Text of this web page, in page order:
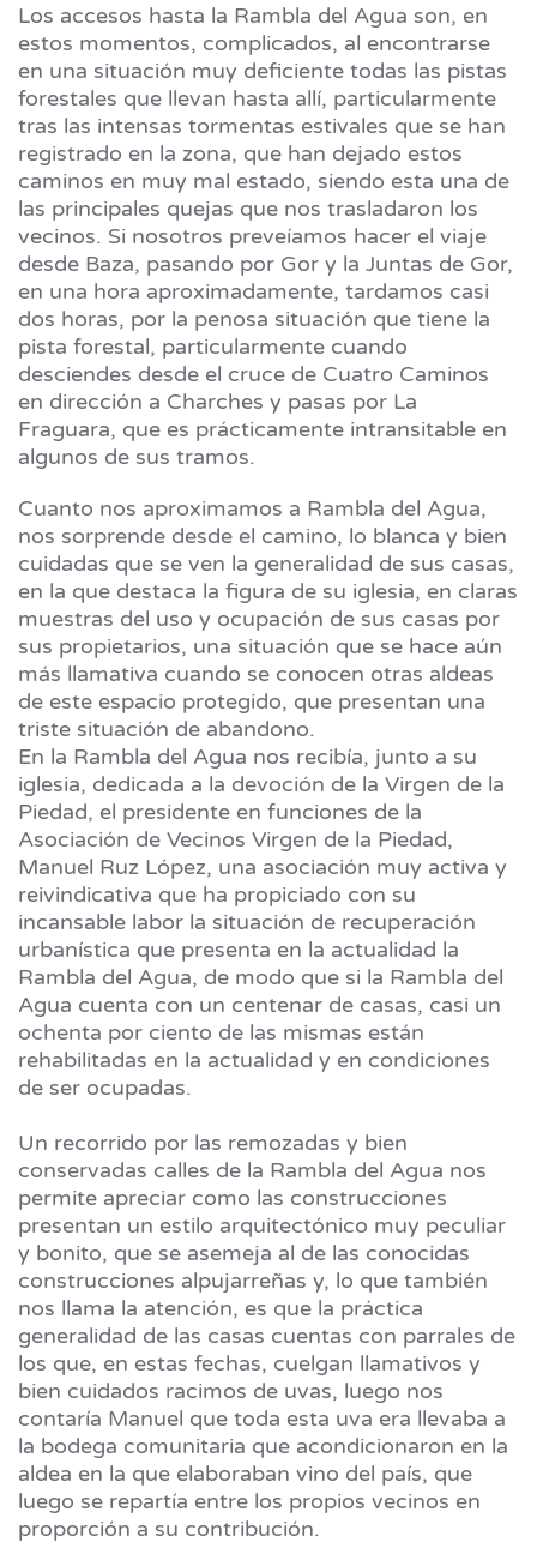
Los accesos hasta la Rambla del Agua son, en
estos momentos, complicados, al encontrarse
en una situación muy deficiente todas las pistas
forestales que llevan hasta allí, particularmente
tras las intensas tormentas estivales que se han
registrado en la zona, que han dejado estos
caminos en muy mal estado, siendo esta una de
las principales quejas que nos trasladaron los
vecinos. Si nosotros preveíamos hacer el viaje
desde Baza, pasando por Gor y la Juntas de Gor,
en una hora aproximadamente, tardamos casi
dos horas, por la penosa situación que tiene la
pista forestal, particularmente cuando
desciendes desde el cruce de Cuatro Caminos
en dirección a Charches y pasas por La
Fraguara, que es prácticamente intransitable en
algunos de sus tramos.
Cuanto nos aproximamos a Rambla del Agua,
nos sorprende desde el camino, lo blanca y bien
cuidadas que se ven la generalidad de sus casas,
en la que destaca la figura de su iglesia, en claras
muestras del uso y ocupación de sus casas por
sus propietarios, una situación que se hace aún
más llamativa cuando se conocen otras aldeas
de este espacio protegido, que presentan una
triste situación de abandono.
En la Rambla del Agua nos recibía, junto a su
iglesia, dedicada a la devoción de la Virgen de la
Piedad, el presidente en funciones de la
Asociación de Vecinos Virgen de la Piedad,
Manuel Ruz López, una asociación muy activa y
reivindicativa que ha propiciado con su
incansable labor la situación de recuperación
urbanística que presenta en la actualidad la
Rambla del Agua, de modo que si la Rambla del
Agua cuenta con un centenar de casas, casi un
ochenta por ciento de las mismas están
rehabilitadas en la actualidad y en condiciones
de ser ocupadas.
Un recorrido por las remozadas y bien
conservadas calles de la Rambla del Agua nos
permite apreciar como las construcciones
presentan un estilo arquitectónico muy peculiar
y bonito, que se asemeja al de las conocidas
construcciones alpujarreñas y, lo que también
nos llama la atención, es que la práctica
generalidad de las casas cuentas con parrales de
los que, en estas fechas, cuelgan llamativos y
bien cuidados racimos de uvas, luego nos
contaría Manuel que toda esta uva era llevaba a
la bodega comunitaria que acondicionaron en la
aldea en la que elaboraban vino del país, que
luego se repartía entre los propios vecinos en
proporción a su contribución.